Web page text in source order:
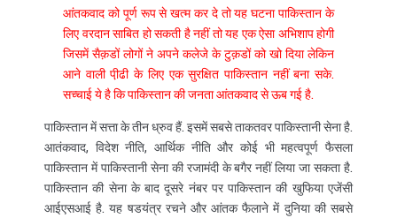
आंतकवाद को पूर्ण रूप से खत्म कर दे तो यह घटना पाकिस्तान के
लिए वरदान साबित हो सकती है नहीं तो यह एक ऐसा अभिशाप होगी
जिसमें सैक़डों लोगों ने अपने कलेजे के टुक़डों को खो दिया लेकिन
आने वाली पी़ढी के लिए एक सुरक्षित पाकिस्तान नहीं बना सके.
सच्चाई ये है कि पाकिस्तान की जनता आंतकवाद से ऊब गई है.
पाकिस्तान में सत्ता के तीन ध्रुव हैं. इसमें सबसे ताकतवर पाकिस्तानी सेना है.
आतंकवाद, विदेश नीति, आर्थिक नीति और कोई भी महत्वपूर्ण फैसला
पाकिस्तान में पाकिस्तानी सेना की रजामंदी के बगैर नहीं लिया जा सकता है.
पाकिस्तान की सेना के बाद दूसरे नंबर पर पाकिस्तान की खुफिया एजेंसी
आईएसआई है. यह षडयंत्र रचने और आंतक फैलाने में दुनिया की सबसे